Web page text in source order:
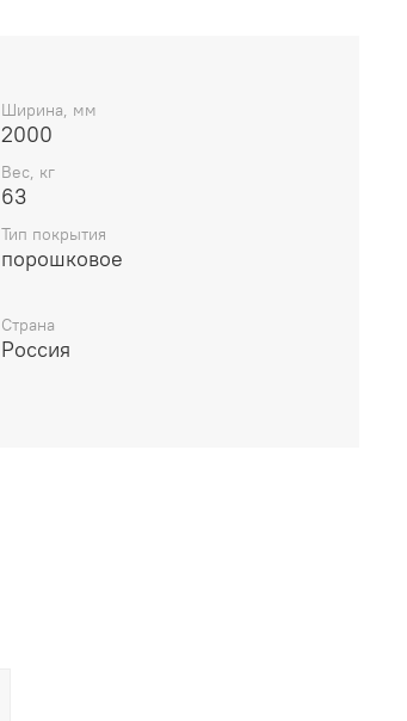
Ширина, мм
2000
Вес, кг
63
Тип покрытия
порошковое
Страна
Россия